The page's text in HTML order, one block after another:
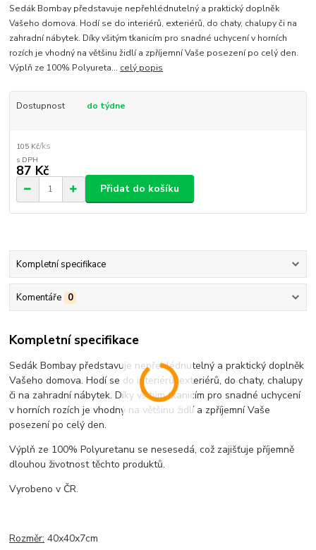
Sedák Bombay představuje nepřehlédnutelný a praktický doplněk
Vašeho domova. Hodí se do interiérů, exteriérů, do chaty, chalupy či na
zahradní nábytek. Díky všitým tkanicím pro snadné uchycení v horních
rozích je vhodný na většinu židlí a zpříjemní Vaše posezení po celý den.
Výplň ze 100% Polyureta... celý popis
Dostupnost do týdne
105 Kč/ks
87 Kč
Přidat do košíku
Kompletní specifikace
Komentáře 0
Kompletní specifikace
Sedák Bombay představuje nepřehlédnutelný a praktický doplněk
Vašeho domova. Hodí se do interiérů, exteriérů, do chaty, chalupy
či na zahradní nábytek. Díky všitým tkanicím pro snadné uchycení
v horních rozích je vhodný na většinu židlí a zpříjemní Vaše
posezení po celý den.
Výplň ze 100% Polyuretanu se nesesedá, což zajišťuje příjemně
dlouhou životnost těchto produktů.
Vyrobeno v ČR.
Rozměr: 40x40x7cm